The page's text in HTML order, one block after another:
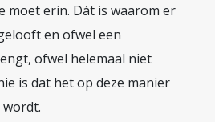
moet erin. Dát is waarom er
en ofwel een
ofwel helemaal niet
is dat het op deze manier